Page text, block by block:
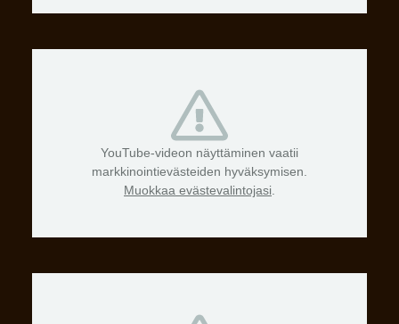
YouTube-videon näyttäminen vaatii
markkinointievästeiden hyväksymisen.
Muokkaa evästevalintojasi